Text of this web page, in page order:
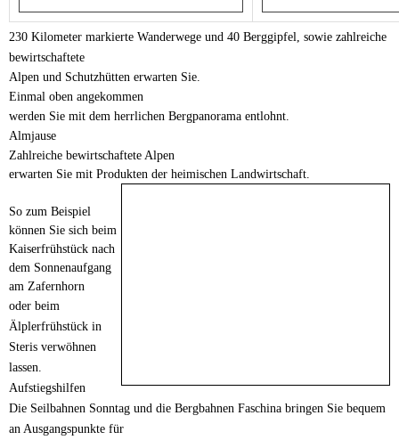
230 Kilometer markierte Wanderwege und 40 Berggipfel, sowie zahlreiche
bewirtschaftete
Alpen und Schutzhütten erwarten Sie.
Einmal oben angekommen
werden Sie mit dem herrlichen Bergpanorama entlohnt.
Almjause
Zahlreiche bewirtschaftete Alpen
erwarten Sie mit Produkten der heimischen Landwirtschaft.
So zum Beispiel
können Sie sich beim
Kaiserfrühstück nach
dem Sonnenaufgang
am Zafernhorn
oder beim
Älplerfrühstück in
Steris verwöhnen
lassen.
Aufstiegshilfen
Die Seilbahnen Sonntag und die Bergbahnen Faschina bringen Sie bequem
an Ausgangspunkte für